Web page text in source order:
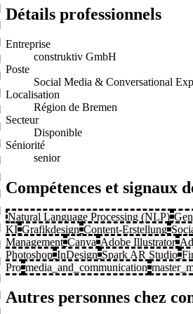
Détails professionnels
Entreprise
construktiv GmbH
Poste
Social Media & Conversational
Localisation
Région de Bremen
Secteur
Disponible
Séniorité
senior
Compétences et signaux
Natural Language Processing (NLP)
KI Grafikdesign Content-Erstellung
Management Canva Adobe Illustrator
Photoshop InDesign Spark AR Studio
Pro media_and_communication
Autres personnes chez